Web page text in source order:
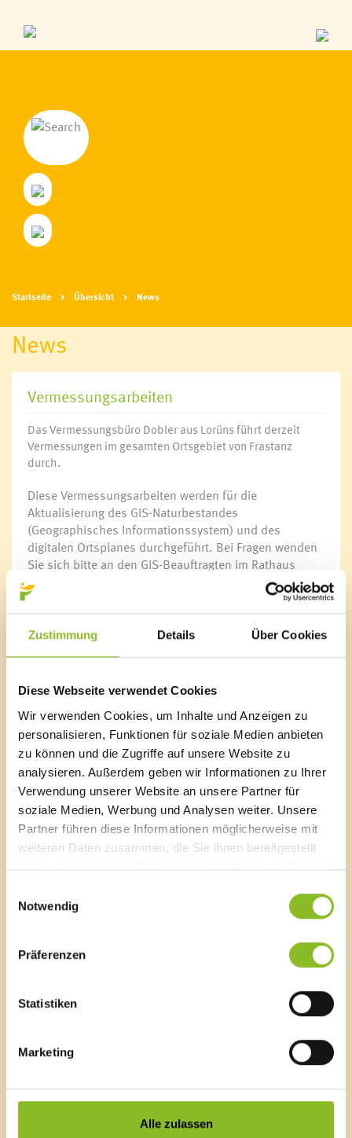
Zustimmung Details Über Cookies
Diese Webseite verwendet Cookies
Wir verwenden Cookies, um Inhalte und Anzeigen zu
personalisieren, Funktionen für soziale Medien anbieten
zu können und die Zugriffe auf unsere Website zu
analysieren. Außerdem geben wir Informationen zu Ihrer
Verwendung unserer Website an unsere Partner für
soziale Medien, Werbung und Analysen weiter. Unsere
Partner führen diese Informationen möglicherweise mit
weiteren Daten zusammen, die Sie ihnen bereitgestellt
haben oder die sie im Rahmen Ihrer Nutzung der Dienste
Notwendig
Präferenzen
Statistiken
Marketing
Alle zulassen
Startseite Übersicht News
News
Vermessungsarbeiten
Das Vermessungsbüro Dobler aus Lorüns führt derzeit
Vermessungen im gesamten Ortsgebiet von Frastanz
durch.
Diese Vermessungsarbeiten werden für die
Aktualisierung des GIS-Naturbestandes
(Geographisches Informationssystem) und des
digitalen Ortsplanes durchgeführt. Bei Fragen wenden
Sie sich bitte an den GIS-Beauftragten im Rathaus
Frastanz, Ing. Marijan Kisilak, unter der Telefonnummer
05522 51534-21 oder per E-Mail unter
marijan.kisilak@frastanz.at.
Sägenplatz 1
A-6820 Frastanz, Österreich
Lageplan
T0043 5522 51534-0
F 0043 5522 51534-6
E-Mail an das Gemeindeamt
Veröffentlichungsportal
Bürgermeldungen
Mediathek
News Archiv
Energieeffiziente Gemeinde